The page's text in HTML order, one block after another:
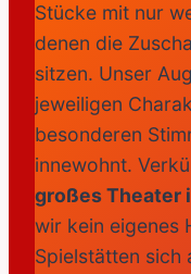
Stücke mit nur
denen die
sitzen. Unser
jeweiligen
besonderen
innewohnt.
großes Theater
wir kein eigenes
Spielstätten sich